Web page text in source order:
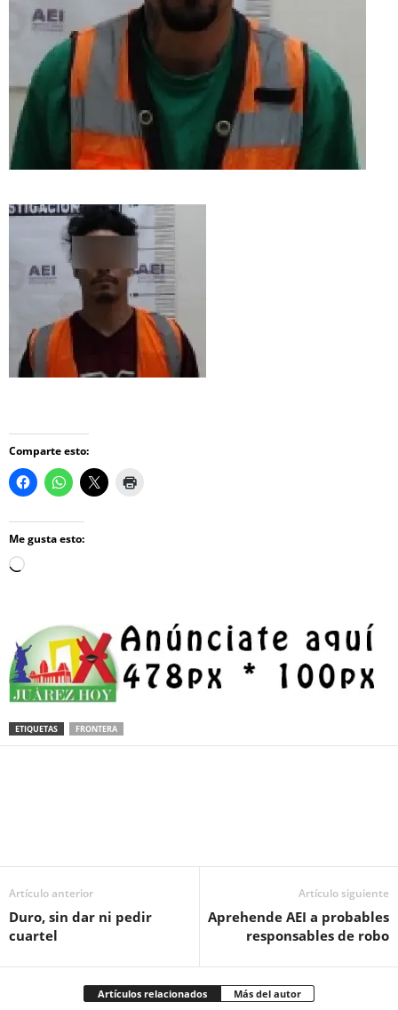
Comparte esto:
Me gusta esto:
Loading…
ETIQUETAS FRONTERA
Artículo anterior
Duro, sin dar ni pedir
cuartel
Artículo siguiente
Aprehende AEI a probables
responsables de robo
Artículos relacionados Más del autor